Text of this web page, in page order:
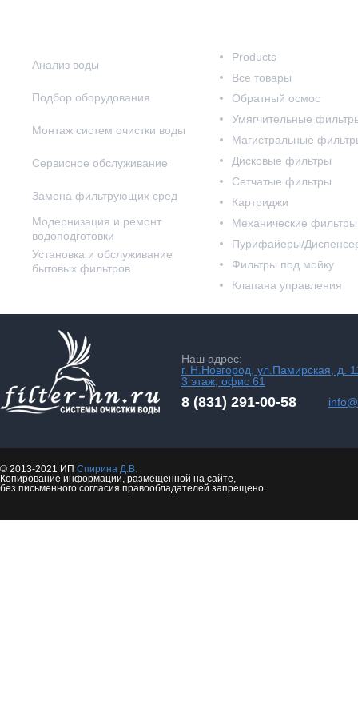
Анализ воды
Подбор оборудования
Монтаж систем очистки воды
Сервисное обслуживание
Замена фильтрующих сред
Модернизация и ремонт
водоподготовки
Установка и обслуживание
бытовых фильтров
Products
Все товары
Обратный осмос
Умягчительные
Магистральные
Дисковые фильтры
Сетчатые фильтры
Картриджи
Механические фильтры
Пурифайеры/
Фильтры под мойку
Клапана управления
Наш адрес:
г. Н.Новгород, ул.Памирская, д.
3 этаж, офис 61
8 (831) 291-00-58
© 2013-2021 ИП Спирина Д.В.
Копирование информации, размещенной на сайте,
без письменного согласия правообладателей запрещено.